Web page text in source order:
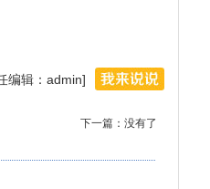
编辑：admin]
下一篇：没有了